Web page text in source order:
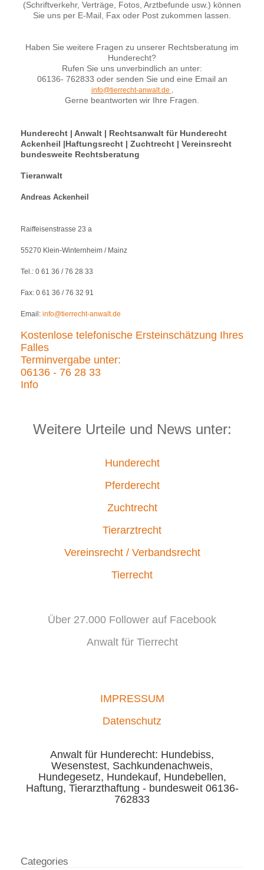
(Schriftverkehr, Verträge, Fotos, Arztbefunde usw.) können
Sie uns per E-Mail, Fax oder Post zukommen lassen.
Haben Sie weitere Fragen zu unserer Rechtsberatung im
Hunderecht?
Rufen Sie uns unverbindlich an unter:
06136- 762833 oder senden Sie und eine Email an
info@tierrecht-anwalt.de .
Gerne beantworten wir Ihre Fragen.
Hunderecht | Anwalt | Rechtsanwalt für Hunderecht
Ackenheil |Haftungsrecht | Zuchtrecht | Vereinsrecht
bundesweite Rechtsberatung
Tieranwalt
Andreas Ackenheil
Raiffeisenstrasse 23 a
55270 Klein-Winternheim / Mainz
Tel.: 0 61 36 / 76 28 33
Fax: 0 61 36 / 76 32 91
Email: info@tierrecht-anwalt.de
Kostenlose telefonische Ersteinschätzung Ihres
Falles
Terminvergabe unter:
06136 - 76 28 33
Info
Weitere Urteile und News unter:
Hunderecht
Pferderecht
Zuchtrecht
Tierarztrecht
Vereinsrecht / Verbandsrecht
Tierrecht
Über 27.000 Follower auf Facebook
Anwalt für Tierrecht
IMPRESSUM
Datenschutz
Anwalt für Hunderecht: Hundebiss,
Wesenstest, Sachkundenachweis,
Hundegesetz, Hundekauf, Hundebellen,
Haftung, Tierarzthaftung - bundesweit 06136-
762833